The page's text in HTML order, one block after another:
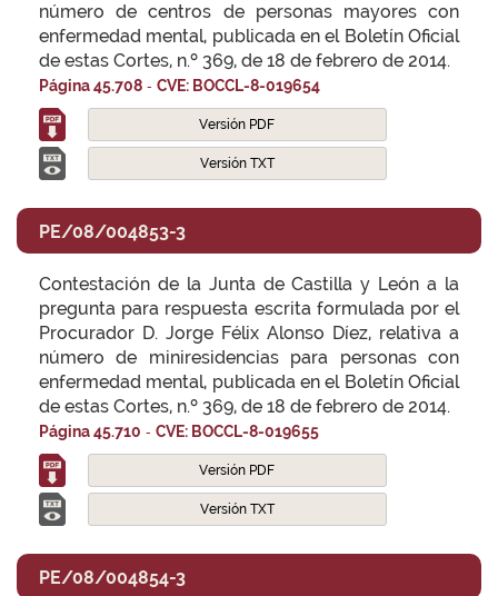
número de centros de personas mayores con
enfermedad mental, publicada en el Boletín Oficial
de estas Cortes, n.º 369, de 18 de febrero de 2014.
Página 45.708 - CVE: BOCCL-8-019654
Versión PDF
Versión TXT
PE/08/004853-3
Contestación de la Junta de Castilla y León a la
pregunta para respuesta escrita formulada por el
Procurador D. Jorge Félix Alonso Díez, relativa a
número de miniresidencias para personas con
enfermedad mental, publicada en el Boletín Oficial
de estas Cortes, n.º 369, de 18 de febrero de 2014.
Página 45.710 - CVE: BOCCL-8-019655
Versión PDF
Versión TXT
PE/08/004854-3